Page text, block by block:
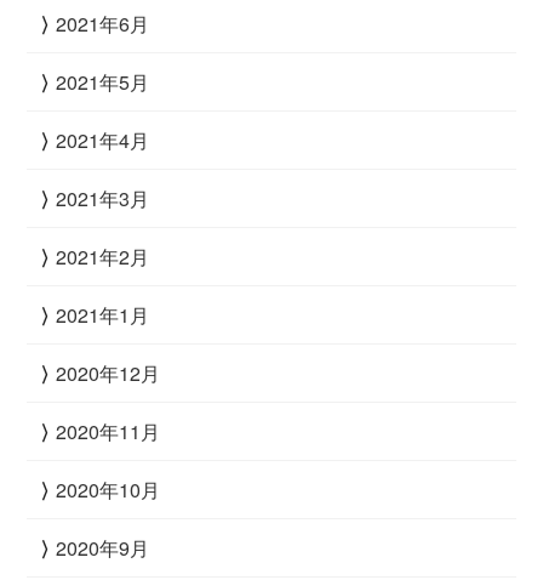
2021年6月
2021年5月
2021年4月
2021年3月
2021年2月
2021年1月
2020年12月
2020年11月
2020年10月
2020年9月